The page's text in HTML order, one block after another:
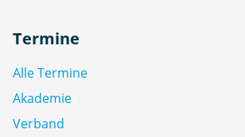
Termine
Alle Termine
Akademie
Verband